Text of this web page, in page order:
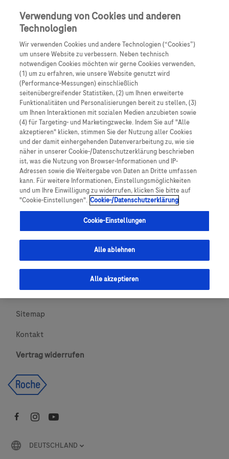
Skip to main content 0
Produkte Artikel
Es tut uns leid, aber es gibt keine Ergebnisse für:
Über Roche
Impressum
Rechtliche Hinweise
Datenschutz
Cookie-Einstellungen
Urheberrecht
Newsletter abonnieren
Sitemap
Kontakt
Vertrag widerrufen
DEUTSCHLAND
Verwendung von Cookies und anderen
Technologien
Wir verwenden Cookies und andere Technologien (“Cookies”)
um unsere Website zu verbessern. Neben technisch
notwendigen Cookies möchten wir gerne Cookies verwenden,
(1) um zu erfahren, wie unsere Website genutzt wird
(Performance-Messungen) einschließlich
seitenübergreifender Statistiken, (2) um Ihnen erweiterte
Funktionalitäten und Personalisierungen bereit zu stellen, (3)
um Ihnen Interaktionen mit sozialen Medien anzubieten sowie
(4) für Targeting- und Marketingzwecke. Indem Sie auf "Alle
akzeptieren" klicken, stimmen Sie der Nutzung aller Cookies
und der damit einhergehenden Datenverarbeitung zu, wie sie
näher in unserer Cookie-/Datenschutzerklärung beschrieben
ist, was die Nutzung von Browser-Informationen und IP-
Adressen sowie die Weitergabe von Daten an Dritte umfassen
kann. Für weitere Informationen, Einstellungsmöglichkeiten
und um Ihre Einwilligung zu widerrufen, klicken Sie bitte auf
"Cookie-Einstellungen". Cookie-/Datenschutzerklärung
Cookie-Einstellungen
Alle ablehnen
Alle akzeptieren